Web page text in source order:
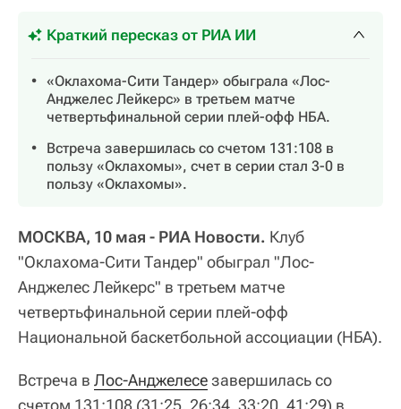
Краткий пересказ от РИА ИИ
«Оклахома-Сити Тандер» обыграла «Лос-
Анджелес Лейкерс» в третьем матче
четвертьфинальной серии плей-офф НБА.
Встреча завершилась со счетом 131:108 в
пользу «Оклахомы», счет в серии стал 3-0 в
пользу «Оклахомы».
МОСКВА, 10 мая - РИА Новости. Клуб
"Оклахома-Сити Тандер" обыграл "Лос-
Анджелес Лейкерс" в третьем матче
четвертьфинальной серии плей-офф
Национальной баскетбольной ассоциации (НБА).
Встреча в Лос-Анджелесезавершилась со
счетом 131:108 (31:25, 26:34, 33:20, 41:29) в